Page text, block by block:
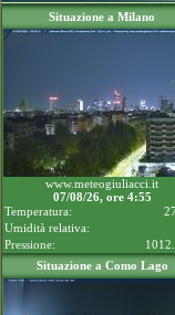
Situazione a Milano
www.meteogiuliacci.it
07/08/26, ore 4:55
Temperatura:
Umidità relativa:
Pressione:
Situazione a Como Lago